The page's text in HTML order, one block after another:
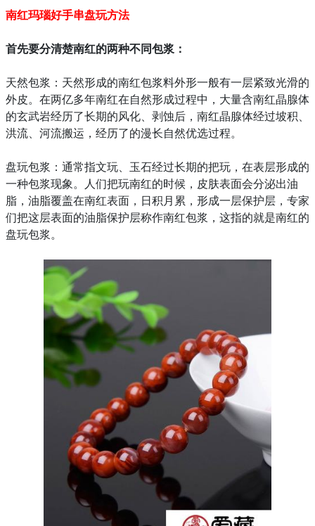
南红玛瑙好手串盘玩方法
首先要分清楚南红的两种不同包浆：
天然包浆：天然形成的南红包浆料外形一般有一层紧致光滑的
外皮。在两亿多年南红在自然形成过程中，大量含南红晶腺体
的玄武岩经历了长期的风化、剥蚀后，南红晶腺体经过坡积、
洪流、河流搬运，经历了的漫长自然优选过程。
盘玩包浆：通常指文玩、玉石经过长期的把玩，在表层形成的
一种包浆现象。人们把玩南红的时候，皮肤表面会分泌出油
脂，油脂覆盖在南红表面，日积月累，形成一层保护层，专家
们把这层表面的油脂保护层称作南红包浆，这指的就是南红的
盘玩包浆。